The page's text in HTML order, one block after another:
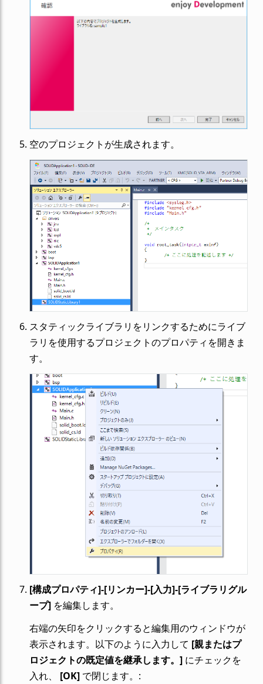
空のプロジェクトが生成されます。
スタティックライブラリをリンクするためにライブ
ラリを使用するプロジェクトのプロパティを開きま
す。
[構成プロパティ]-[リンカー]-[入力]-[ライブラリグル
ープ]を編集します。
右端の矢印をクリックすると編集用のウィンドウが
表示されます。以下のように入力して [親またはプ
ロジェクトの既定値を継承します。]にチェックを
入れ、 [OK]で閉じます。: